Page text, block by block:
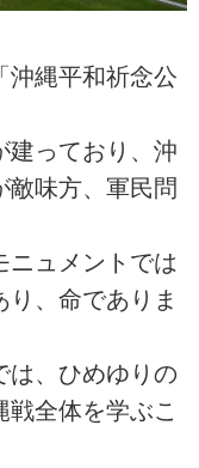
沖縄平和祈念公
建っており、沖
敵味方、軍民問
ニュメントでは
、命でありま
は、ひめゆりの
全体を学ぶこ